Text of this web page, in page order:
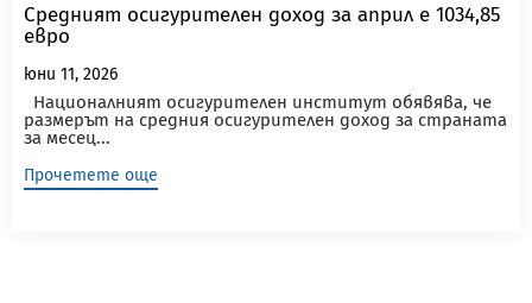
Средният осигурителен доход за април е 1034,85
евро
юни 11, 2026
Националният осигурителен институт обявява, че
размерът на средния осигурителен доход за страната
за месец...
Прочетете още